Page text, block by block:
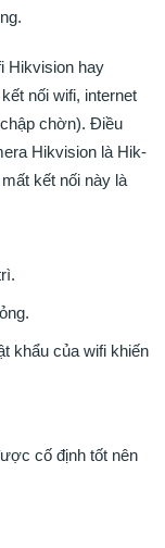
Hikvision hay
nối wifi, internet
chờn). Điều
Hikvision là Hik-
kết nối này là
khẩu của wifi khiến
cố định tốt nên